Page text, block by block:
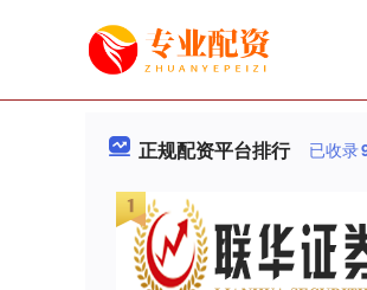
正规配资平台排行 已收录